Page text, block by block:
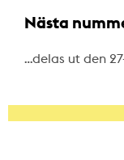
Nästa
…delas ut den